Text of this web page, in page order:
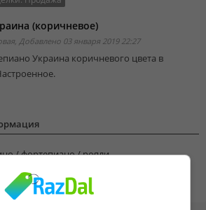
(коричневое)
Добавлено 03 января 2019 22:27
Украина коричневого цвета в
/ фортепиано / рояли